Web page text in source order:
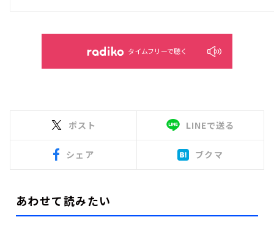
タイムフリーで聴く
ポスト LINEで送る
シェア ブクマ
あわせて読みたい